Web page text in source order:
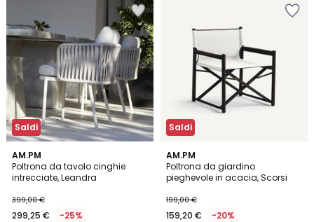
Saldi
AM.PM
Poltrona da tavolo cinghie
intrecciate, Leandra
399,00 €
299,25 € -25%
Saldi
AM.PM
Poltrona da giardino
pieghevole in acacia, Scorsi
199,00 €
159,20 € -20%
5
/
5